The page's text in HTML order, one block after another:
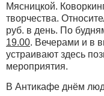
Мясницкой.
творчества.
руб. в день. По
19.00. Вечерами и в
устраивают здесь
мероприятия.
В Антикафе днём